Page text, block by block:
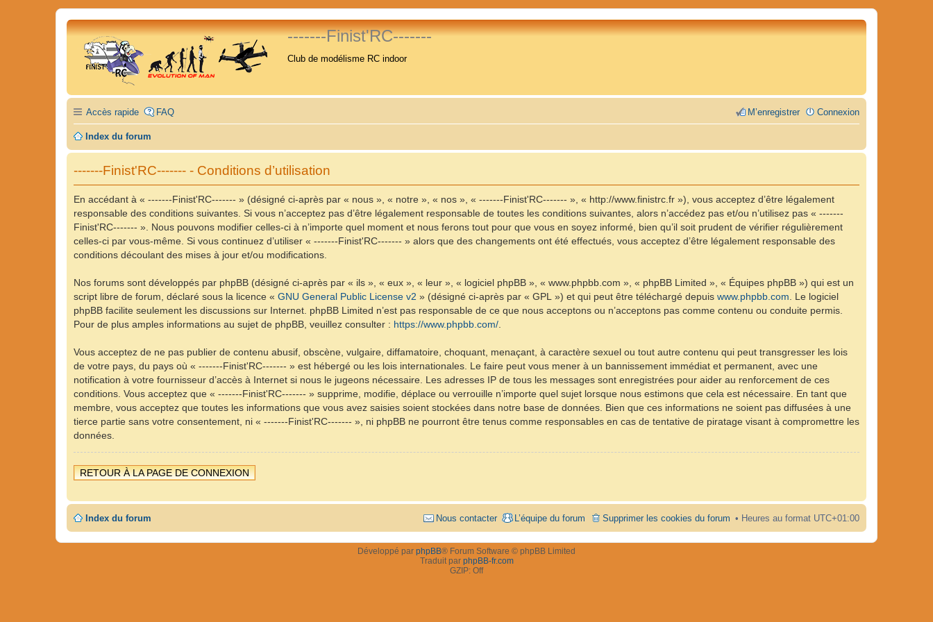
-------Finist'RC-------
Club de modélisme RC indoor
Accès rapide FAQ Connexion
M’enregistrer
Index du forum
-------Finist'RC------- - Conditions d’utilisation
En accédant à « -------Finist'RC------- » (désigné ci-après par « nous », « notre », « nos », « -------Finist'RC------- », « http://www.finistrc.fr »), vous acceptez d’être légalement
responsable des conditions suivantes. Si vous n’acceptez pas d’être légalement responsable de toutes les conditions suivantes, alors n’accédez pas et/ou n’utilisez pas « -------
Finist'RC------- ». Nous pouvons modifier celles-ci à n’importe quel moment et nous ferons tout pour que vous en soyez informé, bien qu’il soit prudent de vérifier régulièrement
celles-ci par vous-même. Si vous continuez d’utiliser « -------Finist'RC------- » alors que des changements ont été effectués, vous acceptez d’être légalement responsable des
conditions découlant des mises à jour et/ou modifications.
Nos forums sont développés par phpBB (désigné ci-après par « ils », « eux », « leur », « logiciel phpBB », « www.phpbb.com », « phpBB Limited », « Équipes phpBB ») qui est un
script libre de forum, déclaré sous la licence « GNU General Public License v2 » (désigné ci-après par « GPL ») et qui peut être téléchargé depuis www.phpbb.com . Le logiciel
phpBB facilite seulement les discussions sur Internet. phpBB Limited n’est pas responsable de ce que nous acceptons ou n’acceptons pas comme contenu ou conduite permis.
Pour de plus amples informations au sujet de phpBB, veuillez consulter : https://www.phpbb.com/
Vous acceptez de ne pas publier de contenu abusif, obscène, vulgaire, diffamatoire, choquant, menaçant, à caractère sexuel ou tout autre contenu qui peut transgresser les lois
de votre pays, du pays où « -------Finist'RC------- » est hébergé ou les lois internationales. Le faire peut vous mener à un bannissement immédiat et permanent, avec une
notification à votre fournisseur d’accès à Internet si nous le jugeons nécessaire. Les adresses IP de tous les messages sont enregistrées pour aider au renforcement de ces
conditions. Vous acceptez que « -------Finist'RC------- » supprime, modifie, déplace ou verrouille n’importe quel sujet lorsque nous estimons que cela est nécessaire. En tant que
membre, vous acceptez que toutes les informations que vous avez saisies soient stockées dans notre base de données. Bien que ces informations ne soient pas diffusées à une
tierce partie sans votre consentement, ni « -------Finist'RC------- », ni phpBB ne pourront être tenus comme responsables en cas de tentative de piratage visant à compromettre les
données.
RETOUR À LA PAGE DE CONNEXION
Index du forum Heures au format UTC+01:00
Supprimer les cookies du forum
L’équipe du forum
Nous contacter
Développé par phpBB® Forum Software © phpBB Limited
Traduit par phpBB-fr.com
GZIP: Off